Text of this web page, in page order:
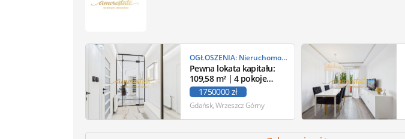
OGŁOSZENIA: Nieruchomości
Pewna lokata kapitału:
109,58 m² | 4 pokoje
Gdańsk
1750000 zł
Gdańsk, Wrzeszcz Górny